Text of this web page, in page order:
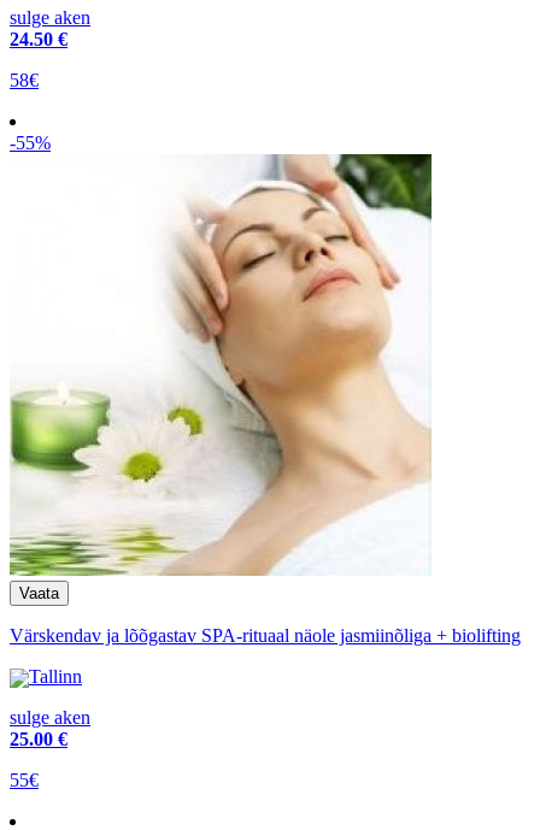
sulge aken
24.50 €
58€
-55%
Värskendav ja lõõgastav SPA-rituaal näole jasmiinõliga + biolifting
Tallinn
sulge aken
25.00 €
55€